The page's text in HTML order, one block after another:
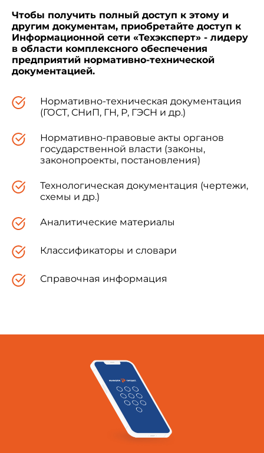
Чтобы получить полный доступ к этому и
другим документам, приобретайте доступ к
Информационной сети «Техэксперт» - лидеру
в области комплексного обеспечения
предприятий нормативно-технической
документацией.
Нормативно-техническая документация
(ГОСТ, СНиП, ГН, Р, ГЭСН и др.)
Нормативно-правовые акты органов
государственной власти (законы,
законопроекты, постановления)
Технологическая документация (чертежи,
схемы и др.)
Аналитические материалы
Классификаторы и словари
Справочная информация